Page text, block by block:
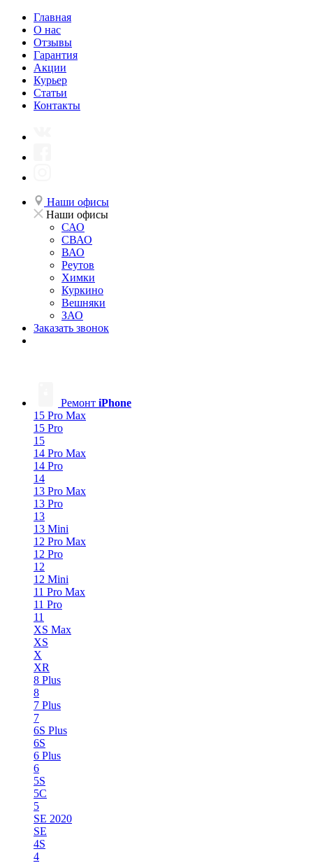
Главная
О нас
Отзывы
Гарантия
Акции
Курьер
Статьи
Контакты
Наши офисы
Наши офисы
САО
СВАО
ВАО
Реутов
Химки
Куркино
Вешняки
ЗАО
Заказать звонок
Ремонт iPhone
15 Pro Max
15 Pro
15
14 Pro Max
14 Pro
14
13 Pro Max
13 Pro
13
13 Mini
12 Pro Max
12 Pro
12
12 Mini
11 Pro Max
11 Pro
11
XS Max
XS
X
XR
8 Plus
8
7 Plus
7
6S Plus
6S
6 Plus
6
5S
5C
5
SE 2020
SE
4S
4